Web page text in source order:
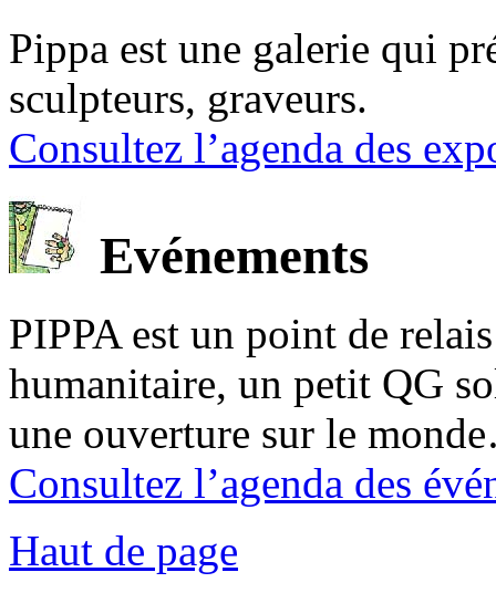
Pippa est une galerie qui
sculpteurs, graveurs.
Consultez l’agenda des
Evénements
PIPPA est un point de
humanitaire, un petit QG
une ouverture sur le
Consultez l’agenda des
Haut de page